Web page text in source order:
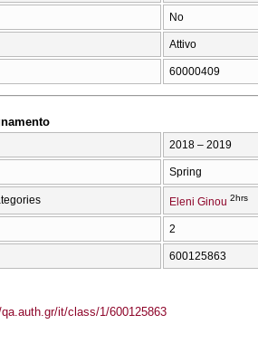
No
Attivo
60000409
2018 – 2019
Spring
Eleni Ginou 2hrs
2
600125863
it/class/1/600125863